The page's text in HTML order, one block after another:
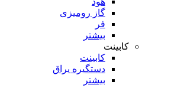
گاز رومیزی
فر
بیشتر
کابینت
کابینت
دستگیره یراق
بیشتر